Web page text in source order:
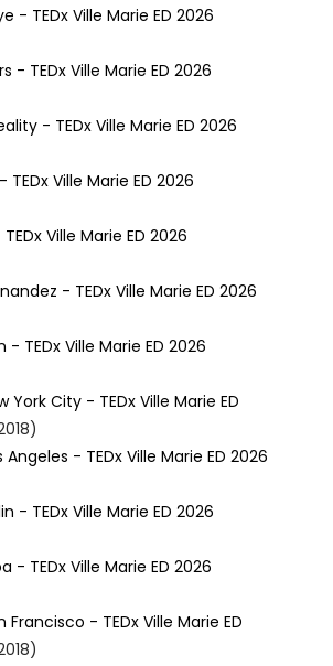
- TEDx Ville Marie ED 2026
- TEDx Ville Marie ED 2026
- TEDx Ville Marie ED 2026
Ville Marie ED 2026
Ville Marie ED 2026
- TEDx Ville Marie ED 2026
- TEDx Ville Marie ED 2026
York City - TEDx Ville Marie ED
Angeles - TEDx Ville Marie ED 2026
- TEDx Ville Marie ED 2026
- TEDx Ville Marie ED 2026
Francisco - TEDx Ville Marie ED